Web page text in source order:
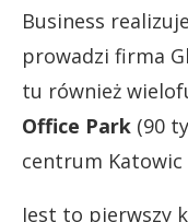
Business
prowadzi firma
tu również
Office Park (90
centrum Katowic
Jest to pierwszy